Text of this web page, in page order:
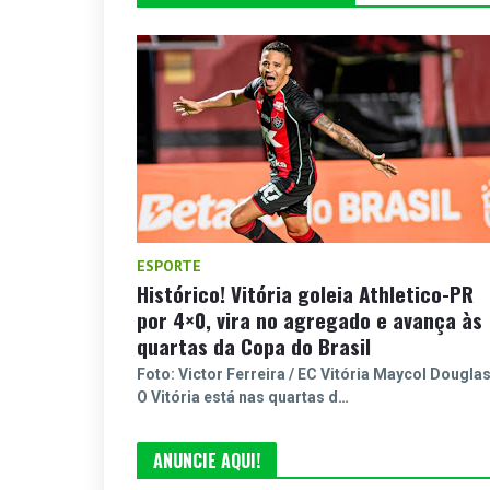
ESPORTE
Histórico! Vitória goleia Athletico-PR
por 4×0, vira no agregado e avança às
quartas da Copa do Brasil
Foto: Victor Ferreira / EC Vitória Maycol Douglas
O Vitória está nas quartas d…
ANUNCIE AQUI!